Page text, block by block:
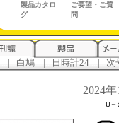
製品カタロ
グ
ご要望・ご質
問
| 白鳩 | 日時計24 | 次
2024